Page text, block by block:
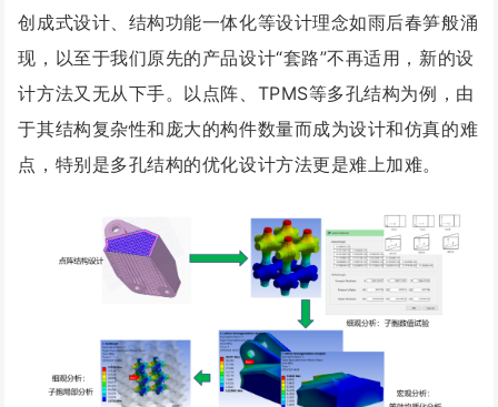
创成式设计、结构功能一体化等设计理念如雨后春笋般涌
现，以至于我们原先的产品设计“套路”不再适用，新的设
计方法又无从下手。以点阵、TPMS等多孔结构为例，由
于其结构复杂性和庞大的构件数量而成为设计和仿真的难
点，特别是多孔结构的优化设计方法更是难上加难。